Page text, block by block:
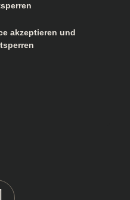
akzeptieren und